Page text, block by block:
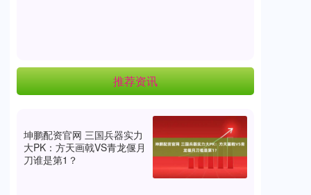
推荐资讯
坤鹏配资官网 三国兵器实力
大PK：方天画戟VS青龙偃月
刀谁是第1？